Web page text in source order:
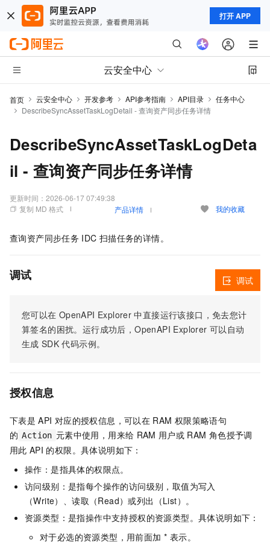
打开 APP
云安全中心
首页 云安全中心 开发参考 API参考指南 API目录
任务中心
DescribeSyncAssetTaskLogDetail - 查询资产同步任务详情
DescribeSyncAssetTaskLogDeta
il - 查询资产同步任务详情
更新时间： 2026-06-17 07:49:38
复制 MD 格式
产品详情 我的收藏
查询资产同步任务 IDC 扫描任务的详情。
调试
您可以在 OpenAPI Explorer 中直接运行该接口，免去您计
算签名的困扰。运行成功后，OpenAPI Explorer 可以自动
生成 SDK 代码示例。
调试
授权信息
下表是 API 对应的授权信息，可以在 RAM 权限策略语句
的 Action 元素中使用，用来给 RAM 用户或 RAM 角色授予调
用此 API 的权限。具体说明如下：
操作：是指具体的权限点。
访问级别：是指每个操作的访问级别，取值为写入
（Write）、读取（Read）或列出（List）。
资源类型：是指操作中支持授权的资源类型。具体说明如下：
对于必选的资源类型，用前面加 * 表示。